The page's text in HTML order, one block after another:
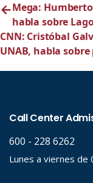
←Mega:
habla sobre
CNN: Cristóbal
UNAB, habla